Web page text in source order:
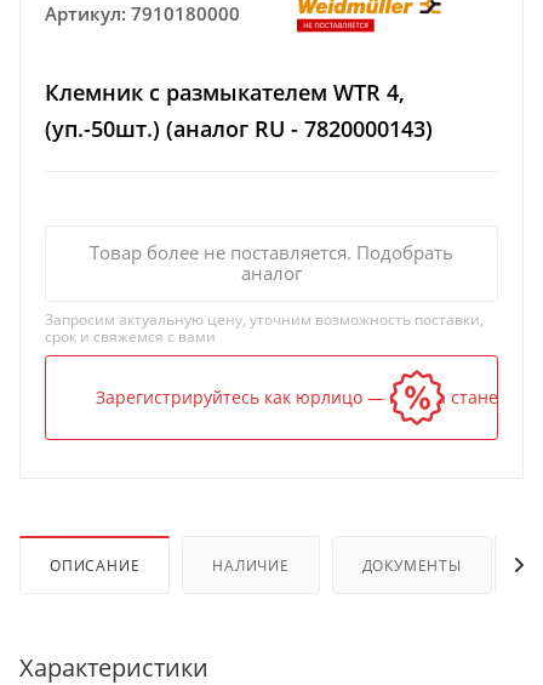
Артикул: 7910180000
Клемник с размыкателем WTR 4,
(уп.-50шт.) (аналог RU - 7820000143)
Товар более не поставляется. Подобрать
аналог
Запросим актуальную цену, уточним возможность поставки,
срок и свяжемся с вами
Зарегистрируйтесь как юрлицо — и цена станет
ОПИСАНИЕ НАЛИЧИЕ ДОКУМЕНТЫ
Характеристики